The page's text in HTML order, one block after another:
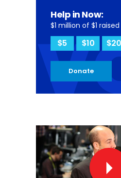
Help in Now:
$1 million of $1 raised
$5 $10 $20
Donate